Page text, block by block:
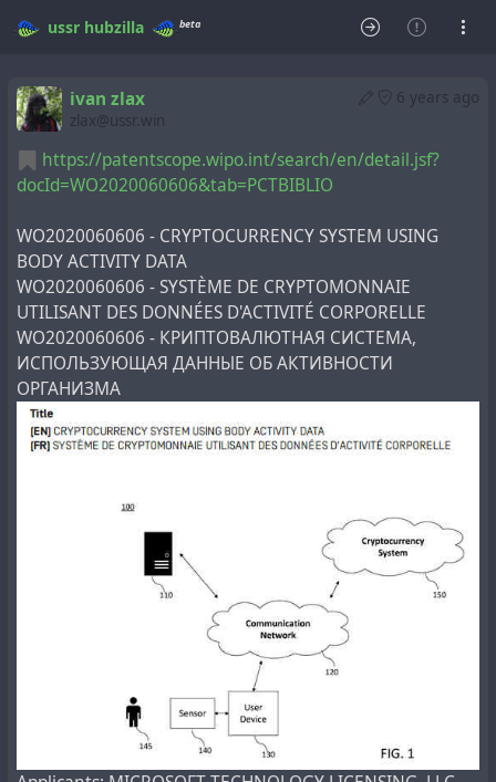
ussr hubzilla beta
6 years ago
ivan zlax
zlax@ussr.win
https://patentscope.wipo.int/search/en/detail.jsf?
docId=WO2020060606&tab=PCTBIBLIO
WO2020060606 - CRYPTOCURRENCY SYSTEM USING
BODY ACTIVITY DATA
WO2020060606 - SYSTÈME DE CRYPTOMONNAIE
UTILISANT DES DONNÉES D'ACTIVITÉ CORPORELLE
WO2020060606 - КРИПТОВАЛЮТНАЯ СИСТЕМА,
ИСПОЛЬЗУЮЩАЯ ДАННЫЕ ОБ АКТИВНОСТИ
ОРГАНИЗМА